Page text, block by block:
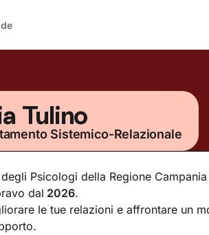
Tulino
Sistemico-Relazionale
Psicologi della Regione Campania
dal 2026.
le tue relazioni e affrontare un